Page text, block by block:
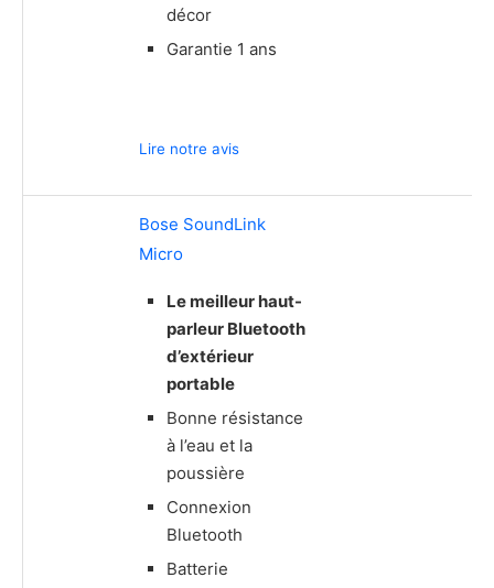
décor
Garantie 1 ans
Lire notre avis
Bose SoundLink
Micro
Le meilleur haut-
parleur Bluetooth
d’extérieur
portable
Bonne résistance
à l’eau et la
poussière
Connexion
Bluetooth
Batterie